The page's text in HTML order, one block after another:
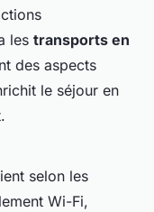
les transports en
des aspects
le séjour en
selon les
Wi-Fi,